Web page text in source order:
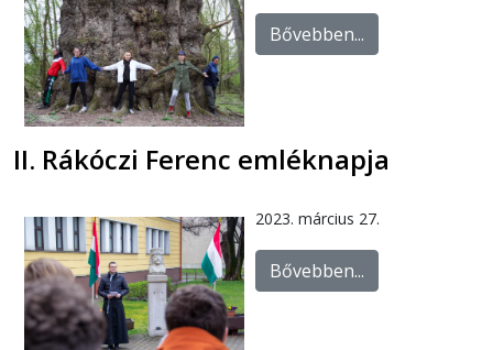
Bővebben...
II. Rákóczi Ferenc emléknapja
2023. március 27.
Bővebben...